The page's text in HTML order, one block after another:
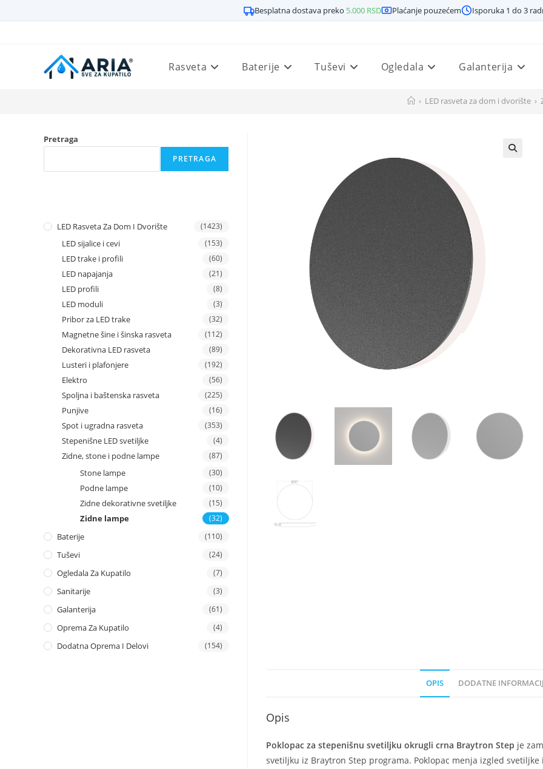
Besplatna dostava preko 5.000 RSD Plaćanje pouzećem Isporuka 1 do 3
Rasveta Baterije Tuševi Ogledala Galanterija
› LED rasveta za dom i dvorište ›
OPIS DODATNE
Opis
Poklopac za stepenišnu svetiljku okrugli crna Braytron Step je
svetiljku iz Braytron Step programa. Poklopac menja izgled
Pretraga
PRETRAGA
LED Rasveta Za Dom I Dvorište (1423)
LED sijalice i cevi (153)
LED trake i profili (60)
LED napajanja (21)
LED profili (8)
LED moduli (3)
Pribor za LED trake (32)
Magnetne šine i šinska rasveta (112)
Dekorativna LED rasveta (89)
Lusteri i plafonjere (192)
Elektro (56)
Spoljna i baštenska rasveta (225)
Punjive (16)
Spot i ugradna rasveta (353)
Stepenišne LED svetiljke (4)
Zidne, stone i podne lampe (87)
Stone lampe (30)
Podne lampe (10)
Zidne dekorativne svetiljke (15)
Zidne lampe (32)
Baterije (110)
Tuševi (24)
Ogledala Za Kupatilo (7)
Sanitarije (3)
Galanterija (61)
Oprema Za Kupatilo (4)
Dodatna Oprema I Delovi (154)